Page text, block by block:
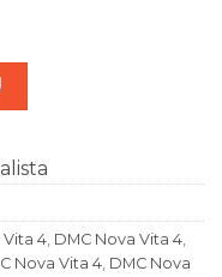
Vita 4, DMC Nova Vita 4,
Nova Vita 4, DMC Nova